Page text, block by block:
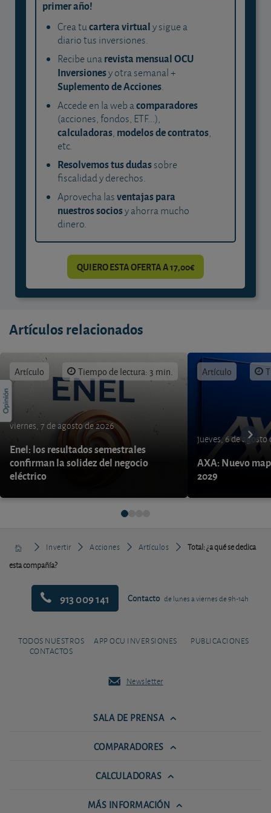
primer año!
Crea tucartera virtualy sigue a
diario tus inversiones.
Recibe unarevista mensual OCU
Inversionesy otra semanal +
Suplemento de Acciones.
Accede en la web acomparadores
(acciones, fondos, ETF...),
calculadoras, modelos de contratos,
etc.
Resolvemos tus dudassobre
fiscalidad y derechos.
Aprovecha lasventajas para
nuestros sociosy ahorra mucho
dinero.
QUIERO ESTA OFERTA A 17,00€
Artículos relacionados
Artículo Tiempo de lectura: 3 min.
viernes, 7 de agosto de 2026
Enel: los resultados semestrales
confirman la solidez del negocio
eléctrico
Artículo
jueves, 6 de agosto
AXA: Nuevo
2029
Invertir Acciones Artículos
Total: ¿a qué se dedica
esta compañía?
913 009 141 Contacto de lunes a viernes de 9h-14h
TODOS NUESTROS
CONTACTOS
APP OCU INVERSIONES PUBLICACIONES
Newsletter
SALA DE PRENSA
COMPARADORES
CALCULADORAS
MÁS INFORMACIÓN